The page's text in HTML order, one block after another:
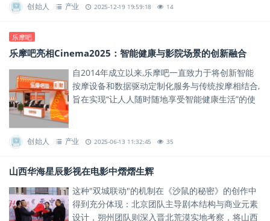
创始人 产业 2025-12-19 19:59:18 14
乐摩吧
乐摩吧亮相Cinema2025：智能健康与影院场景的创新融合
自2014年成立以来,乐摩吧一直致力于将创新智能
按摩设备和数据驱动定制化服务与传统按摩相结合,
旨在实现“让人人随时随地享受智能健康生活”的使
创始人 产业 2025-06-13 11:32:45 35
山西华海星辰影视在电影中熠熠生辉
这种"双城联动"的机制在《沙鼠的秘密》的创作中
得到充分体现：北京团队主导剧本结构与商业元素
设计，朔州团队则深入晋北荒漠实地考察，将山西